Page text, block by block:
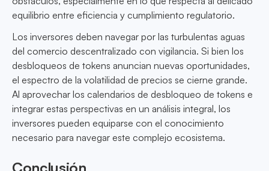
equilibrio entre eficiencia y cumplimiento regulatorio.
Los inversores deben navegar por las turbulentas aguas
del comercio descentralizado con vigilancia. Si bien los
desbloqueos de tokens anuncian nuevas oportunidades,
el espectro de la volatilidad de precios se cierne grande.
Al aprovechar los calendarios de desbloqueo de tokens e
integrar estas perspectivas en un análisis integral, los
inversores pueden equiparse con el conocimiento
necesario para navegar este complejo ecosistema.